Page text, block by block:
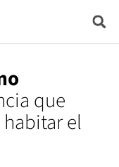
que
el